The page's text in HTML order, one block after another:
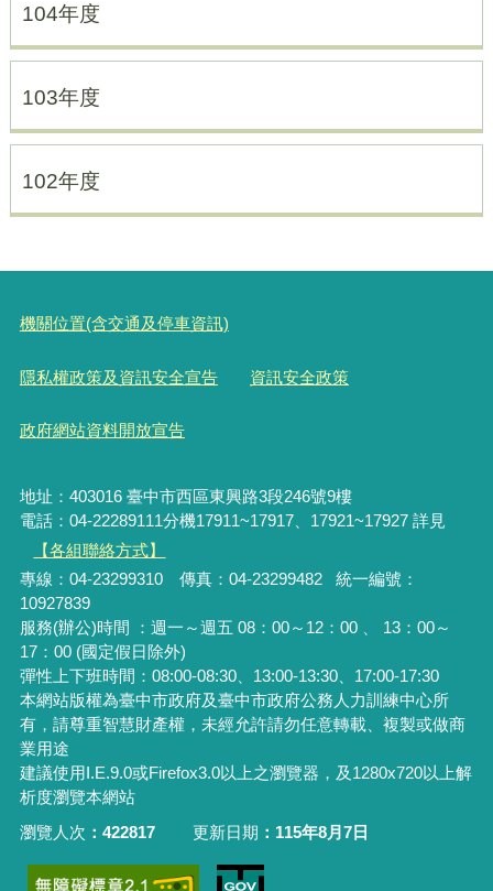
104年度
103年度
102年度
機關位置(含交通及停車資訊)
隱私權政策及資訊安全宣告 資訊安全政策
政府網站資料開放宣告
地址：403016 臺中市西區東興路3段246號9樓
電話：04-22289111分機17911~17917、17921~17927 詳見
【各組聯絡方式】
專線：04-23299310 傳真：04-23299482 統一編號：
10927839
服務(辦公)時間 ：週一～週五 08：00～12：00 、 13：00～
17：00 (國定假日除外)
彈性上下班時間：08:00-08:30、13:00-13:30、17:00-17:30
本網站版權為臺中市政府及臺中市政府公務人力訓練中心所
有，請尊重智慧財產權，未經允許請勿任意轉載、複製或做商
業用途
建議使用I.E.9.0或Firefox3.0以上之瀏覽器，及1280x720以上解
析度瀏覽本網站
瀏覽人次
422817 更新日期 115年8月7日